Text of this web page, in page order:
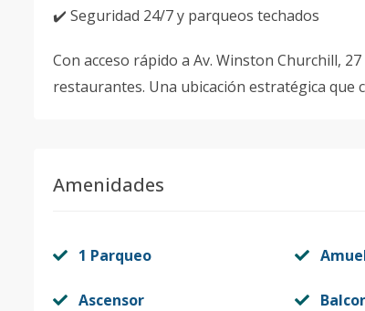
✔️ Seguridad 24/7 y parqueos techados
Con acceso rápido a Av. Winston Churchill,
restaurantes. Una ubicación estratégica que
Amenidades
1 Parqueo
Ascensor